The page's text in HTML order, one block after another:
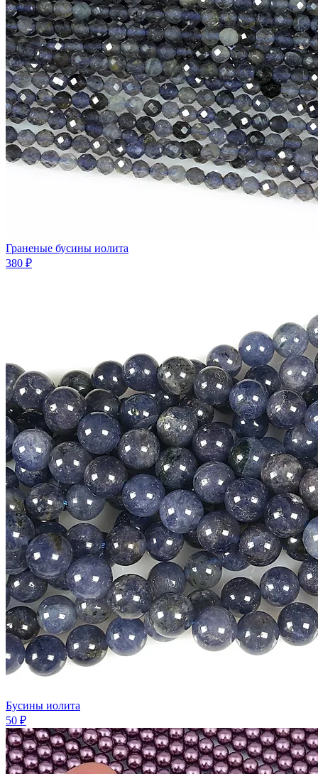
Граненые бусины иолита
380 ₽
Бусины иолита
50 ₽